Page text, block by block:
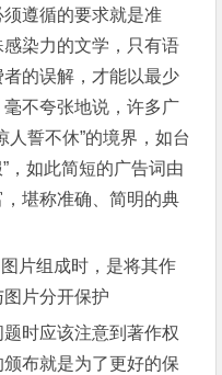
遵循的要求就是准
染力的文学，只有语
的误解，才能以最少
不夸张地说，许多广
人誓不休”的境界，如台
，如此简短的广告词由
堪称准确、简明的典
片组成时，是将其作
片分开保护
时应该注意到著作权
布就是为了更好的保